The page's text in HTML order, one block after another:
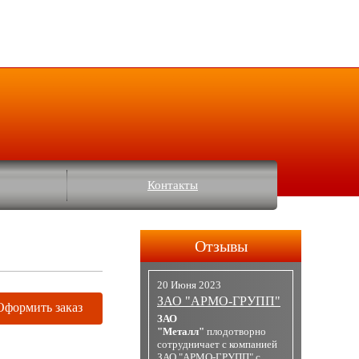
Контакты
заказ
Отзывы
20 Июня 2023
ЗАО "АРМО-ГРУПП"
ЗАО
"Металл" плодотворно
сотрудничает с компанией